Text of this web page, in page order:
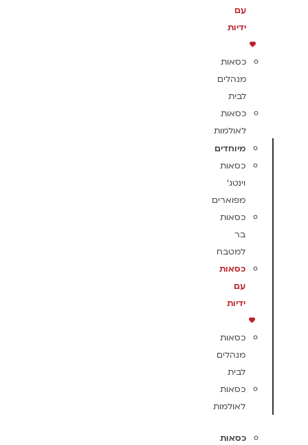
עם
ידיות
כסאות
מנהלים
לבית
כסאות
לאולמות
מיוחדים
כסאות
וינטג'
מפוארים
כסאות
בר
למטבח
כסאות
עם
ידיות
כסאות
מנהלים
לבית
כסאות
לאולמות
כסאות